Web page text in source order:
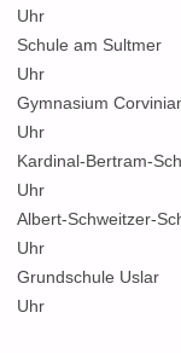
Uhr
Schule am
Uhr
Gymnasium
Uhr
Kardinal-
Uhr
Albert-
Uhr
Uhr